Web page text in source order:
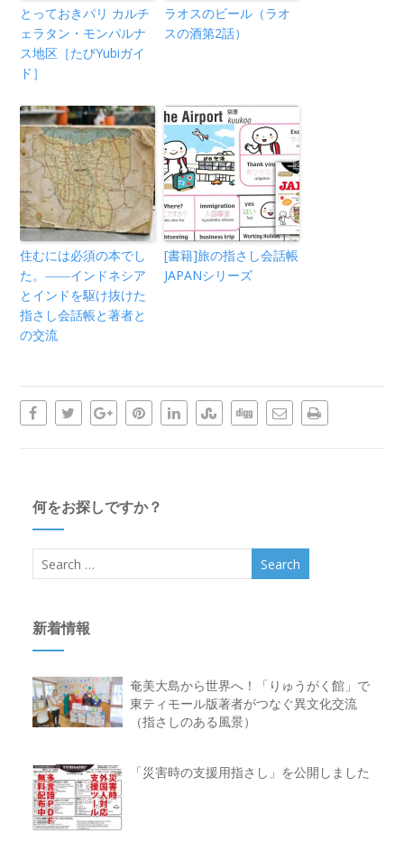
とっておきパリ カルチ
ェラタン・モンパルナ
ス地区［たびYubiガイ
ド］
ラオスのビール（ラオ
スの酒第2話）
住むには必須の本でし
た。――インドネシア
とインドを駆け抜けた
指さし会話帳と著者と
の交流
[書籍]旅の指さし会話帳
JAPANシリーズ
何をお探しですか？
新着情報
奄美大島から世界へ！「りゅうがく館」で
東ティモール版著者がつなぐ異文化交流
（指さしのある風景）
「災害時の支援用指さし」を公開しました